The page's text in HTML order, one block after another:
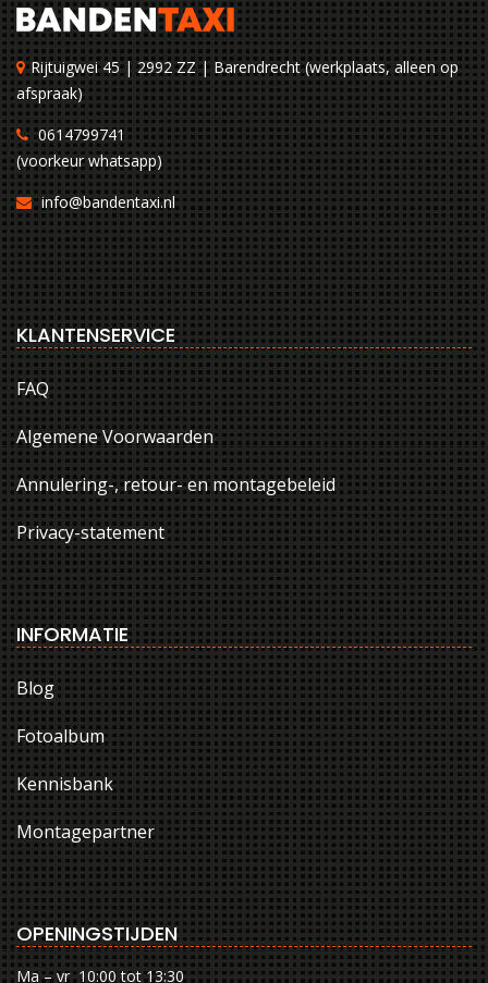
Rijtuigwei 45 | 2992 ZZ | Barendrecht (werkplaats, alleen op
afspraak)
0614799741
(voorkeur whatsapp)
info@bandentaxi.nl
KLANTENSERVICE
FAQ
Algemene Voorwaarden
Annulering-, retour- en montagebeleid
Privacy-statement
INFORMATIE
Blog
Fotoalbum
Kennisbank
Montagepartner
OPENINGSTIJDEN
Ma – vr 10:00 tot 13:30